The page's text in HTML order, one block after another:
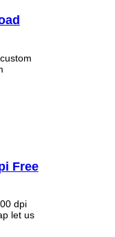
Free
dpi
let us